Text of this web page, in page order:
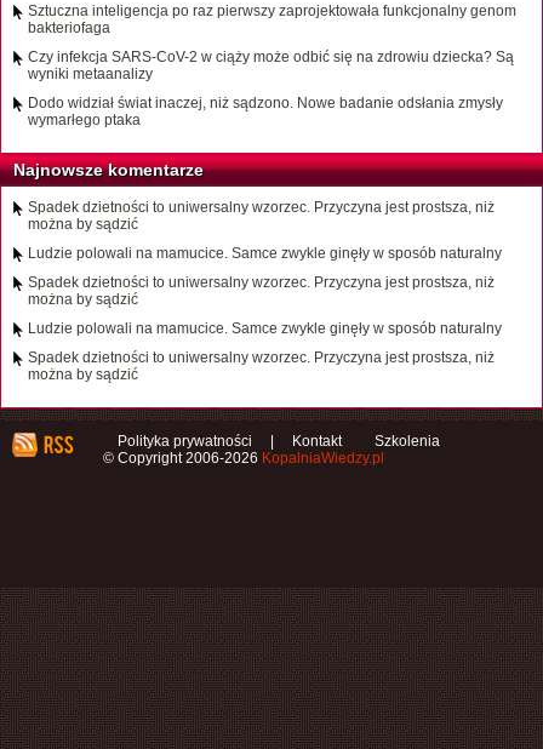
Sztuczna inteligencja po raz pierwszy zaprojektowała funkcjonalny genom
bakteriofaga
Czy infekcja SARS-CoV-2 w ciąży może odbić się na zdrowiu dziecka? Są
wyniki metaanalizy
Dodo widział świat inaczej, niż sądzono. Nowe badanie odsłania zmysły
wymarłego ptaka
Najnowsze komentarze
Spadek dzietności to uniwersalny wzorzec. Przyczyna jest prostsza, niż
można by sądzić
Ludzie polowali na mamucice. Samce zwykle ginęły w sposób naturalny
Spadek dzietności to uniwersalny wzorzec. Przyczyna jest prostsza, niż
można by sądzić
Ludzie polowali na mamucice. Samce zwykle ginęły w sposób naturalny
Spadek dzietności to uniwersalny wzorzec. Przyczyna jest prostsza, niż
można by sądzić
Polityka prywatności Kontakt
Szkolenia
© Copyright 2006-2026 KopalniaWiedzy.pl